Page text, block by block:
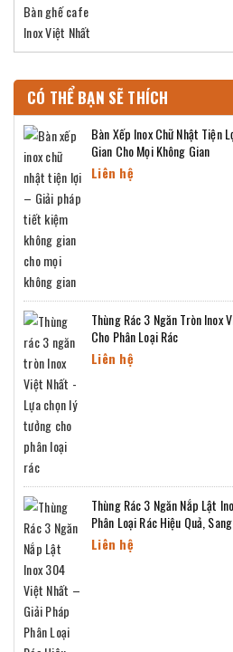
Bàn ghế cafe
Inox Việt Nhất
CÓ THỂ BẠN SẼ THÍCH
Bàn Xếp Inox Chữ Nhật Tiện
Gian Cho Mọi Không Gian
Liên hệ
Thùng Rác 3 Ngăn Tròn Inox
Cho Phân Loại Rác
Liên hệ
Thùng Rác 3 Ngăn Nắp Lật
Phân Loại Rác Hiệu Quả,
Liên hệ